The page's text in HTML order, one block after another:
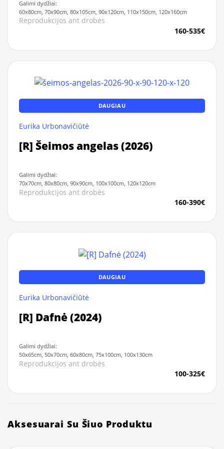
Galimi dydžiai:
60x80cm, 70x90cm, 80x105cm, 90x120cm, 110x150cm, 120x160cm
Reprodukcijos ant drobės
160-535€
DAUGIAU
Eurika Urbonavičiūtė
[R] Šeimos angelas (2026)
Galimi dydžiai:
70x70cm, 80x80cm, 90x90cm, 100x100cm, 120x120cm
Reprodukcijos ant drobės
160-390€
DAUGIAU
Eurika Urbonavičiūtė
[R] Dafnė (2024)
Galimi dydžiai:
50x65cm, 50x70cm, 60x80cm, 75x100cm, 100x130cm
Reprodukcijos ant drobės
100-325€
Aksesuarai Su Šiuo Produktu